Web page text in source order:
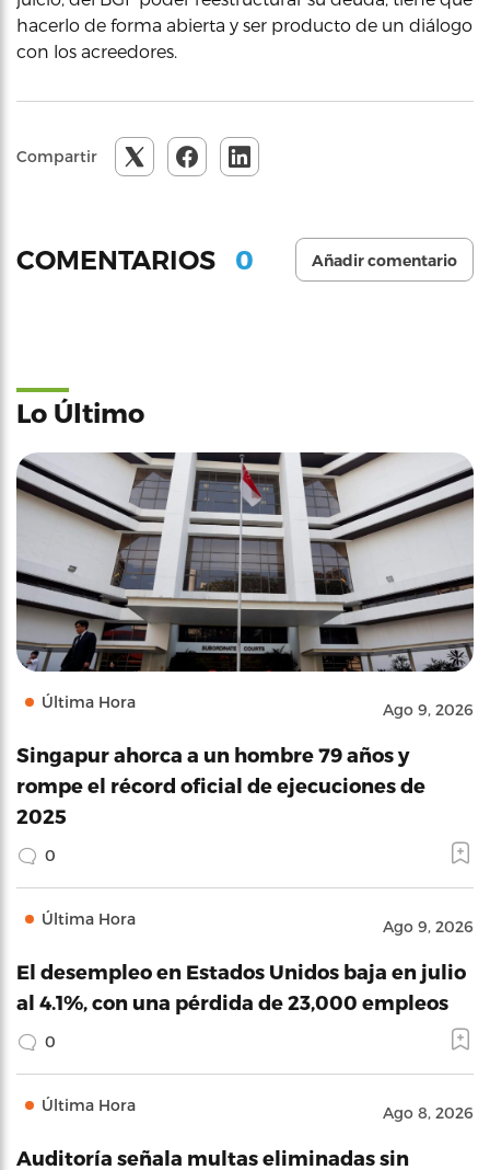
hacerlo de forma abierta y ser producto de un diálogo
con los acreedores.
Compartir
COMENTARIOS 0 Añadir comentario
Lo Último
Última Hora Ago 9, 2026
Singapur ahorca a un hombre 79 años y
rompe el récord oficial de ejecuciones de
2025
0
Última Hora Ago 9, 2026
El desempleo en Estados Unidos baja en julio
al 4.1%, con una pérdida de 23,000 empleos
0
Última Hora Ago 8, 2026
Auditoría señala multas eliminadas sin